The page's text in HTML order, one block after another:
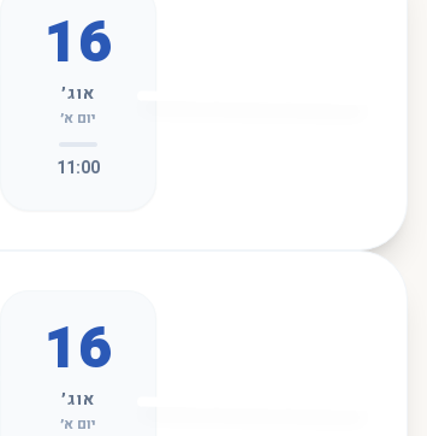
16
אוג׳
יום א׳
11:00
16
אוג׳
יום א׳